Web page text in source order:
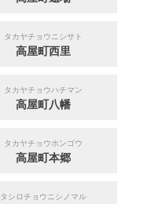
タカヤチョウニシサト
高屋町西里
タカヤチョウハチマン
高屋町八幡
タカヤチョウホンゴウ
高屋町本郷
タシロチョウニシノマル